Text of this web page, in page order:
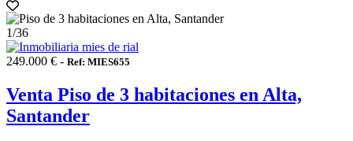
1/36
249.000 € - Ref: MIES655
Venta Piso de 3 habitaciones en Alta,
Santander